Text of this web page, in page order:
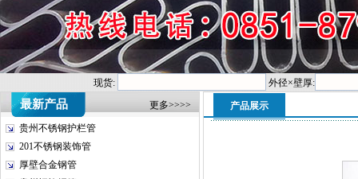
现货: 外径×壁厚:
最新产品 更多>>>>
贵州不锈钢护栏管
201不锈钢装饰管
厚壁合金钢管
产品展示